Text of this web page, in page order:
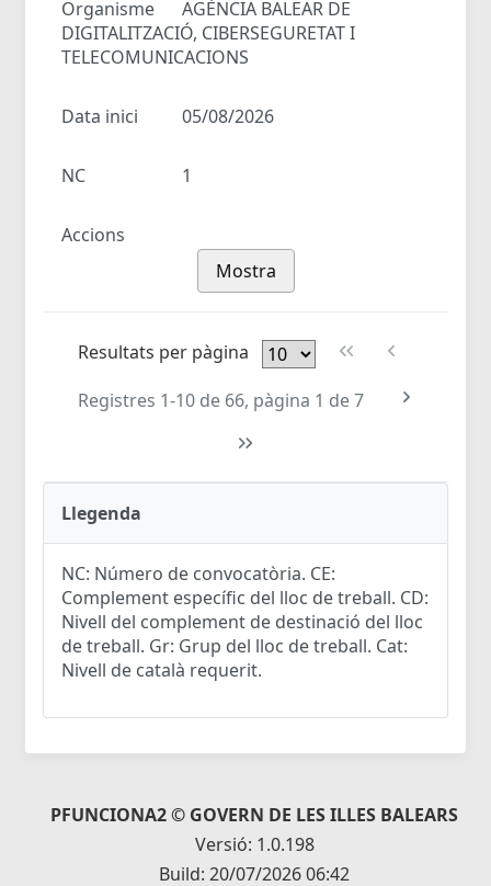
Organisme
AGÈNCIA BALEAR DE
DIGITALITZACIÓ, CIBERSEGURETAT I
TELECOMUNICACIONS
Data inici 05/08/2026
NC 1
Accions
Mostra
Resultats per pàgina
Registres 1-10 de 66, pàgina 1 de 7
Llegenda
NC: Número de convocatòria. CE:
Complement específic del lloc de treball. CD:
Nivell del complement de destinació del lloc
de treball. Gr: Grup del lloc de treball. Cat:
Nivell de català requerit.
PFUNCIONA2 © GOVERN DE LES ILLES BALEARS
Versió: 1.0.198
Build: 20/07/2026 06:42